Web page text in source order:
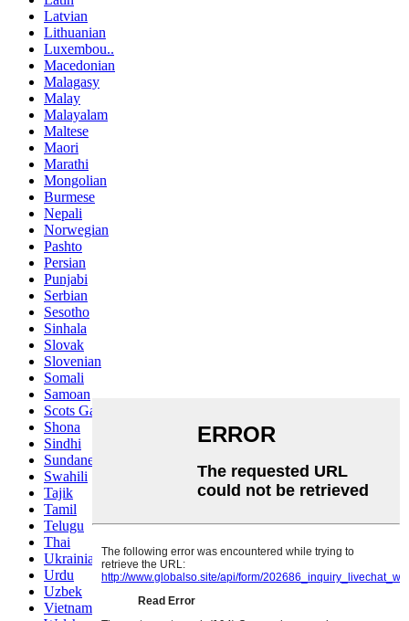
Latvian
Lithuanian
Luxembou..
Macedonian
Malagasy
Malay
Malayalam
Maltese
Maori
Marathi
Mongolian
Burmese
Nepali
Norwegian
Pashto
Persian
Punjabi
Serbian
Sesotho
Sinhala
Slovak
Slovenian
Somali
Samoan
Scots Gaelic
Shona
Sindhi
Sundanese
Swahili
Tajik
Tamil
Telugu
Thai
Ukrainian
Urdu
Uzbek
Vietnamese